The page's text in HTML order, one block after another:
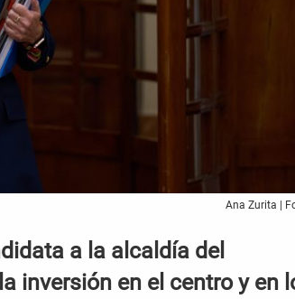
Ana Zurita |
a la alcaldía del
inversión en el centro y en